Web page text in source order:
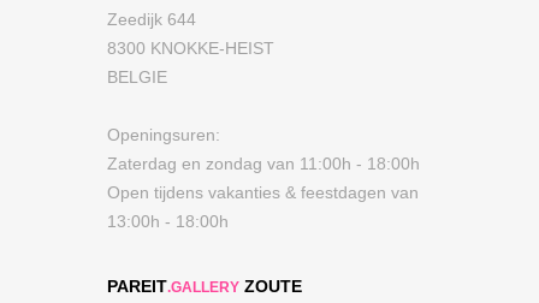
Zeedijk 644
8300 KNOKKE-HEIST
BELGIE
Openingsuren:
Zaterdag en zondag van 11:00h - 18:00h
Open tijdens vakanties & feestdagen van
13:00h - 18:00h
PAREIT.GALLERY ZOUTE